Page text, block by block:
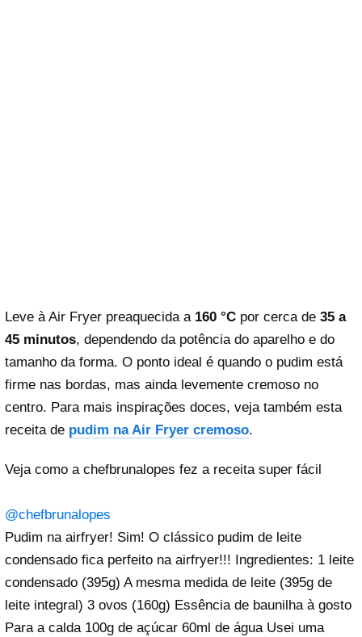
Leve à Air Fryer preaquecida a 160 °C por cerca de 35 a
45 minutos, dependendo da potência do aparelho e do
tamanho da forma. O ponto ideal é quando o pudim está
firme nas bordas, mas ainda levemente cremoso no
centro. Para mais inspirações doces, veja também esta
receita de pudim na Air Fryer cremoso.
Veja como a chefbrunalopes fez a receita super fácil
@chefbrunalopes
Pudim na airfryer! Sim! O clássico pudim de leite
condensado fica perfeito na airfryer!!! Ingredientes: 1 leite
condensado (395g) A mesma medida de leite (395g de
leite integral) 3 ovos (160g) Essência de baunilha à gosto
Para a calda 100g de açúcar 60ml de água Usei uma